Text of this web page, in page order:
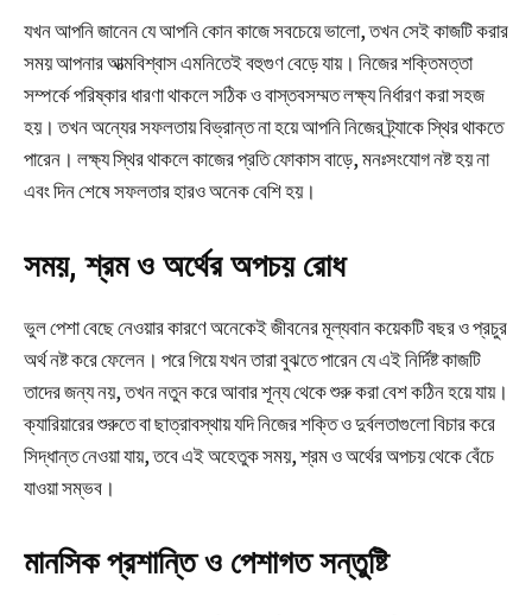
যখন আপনি জানেন যে আপনি কোন কাজে সবচেয়ে ভালো, তখন সেই কাজটি করার
সময় আপনার আত্মবিশ্বাস এমনিতেই বহুগুণ বেড়ে যায়। নিজের শক্তিমত্তা
সম্পর্কে পরিষ্কার ধারণা থাকলে সঠিক ও বাস্তবসম্মত লক্ষ্য নির্ধারণ করা সহজ
হয়। তখন অন্যের সফলতায় বিভ্রান্ত না হয়ে আপনি নিজের ট্র্যাকে স্থির থাকতে
পারেন। লক্ষ্য স্থির থাকলে কাজের প্রতি ফোকাস বাড়ে, মনঃসংযোগ নষ্ট হয় না
এবং দিন শেষে সফলতার হারও অনেক বেশি হয়।
সময়, শ্রম ও অর্থের অপচয় রোধ
ভুল পেশা বেছে নেওয়ার কারণে অনেকেই জীবনের মূল্যবান কয়েকটি বছর ও প্রচুর
অর্থ নষ্ট করে ফেলেন। পরে গিয়ে যখন তারা বুঝতে পারেন যে এই নির্দিষ্ট কাজটি
তাদের জন্য নয়, তখন নতুন করে আবার শূন্য থেকে শুরু করা বেশ কঠিন হয়ে যায়।
ক্যারিয়ারের শুরুতে বা ছাত্রাবস্থায় যদি নিজের শক্তি ও দুর্বলতাগুলো বিচার করে
সিদ্ধান্ত নেওয়া যায়, তবে এই অহেতুক সময়, শ্রম ও অর্থের অপচয় থেকে বেঁচে
যাওয়া সম্ভব।
মানসিক প্রশান্তি ও পেশাগত সন্তুষ্টি